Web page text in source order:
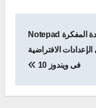
إعادة المفكرة Notepad
الإعدادات الافتراضية
فى ويندوز 10